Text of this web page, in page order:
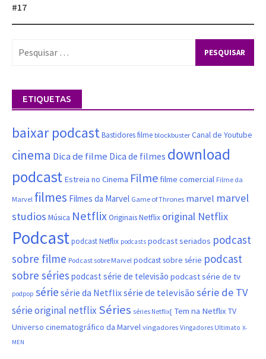
#17
ETIQUETAS
baixar podcast Bastidores filme blockbuster Canal de Youtube
cinema Dica de filme Dica de filmes download
podcast Estreia no Cinema Filmefilme comercial Filme da
Marvel filmes Filmes da Marvel Game of Thrones marvel marvel
studios Música NetflixOriginais Netflix original Netflix
Podcastpodcast Netflix podcasts podcast seriados podcast
sobre filme Podcast sobre Marvel podcast sobre série podcast
sobre séries podcast série de televisão podcast série de tv
podpop série série da Netflixsérie de televisão série de TV
série original netflix Séries séries Netflix[ Tem na Netflix TV
Universo cinematográfico da Marvel vingadores Vingadores Ultimato X-
MEN